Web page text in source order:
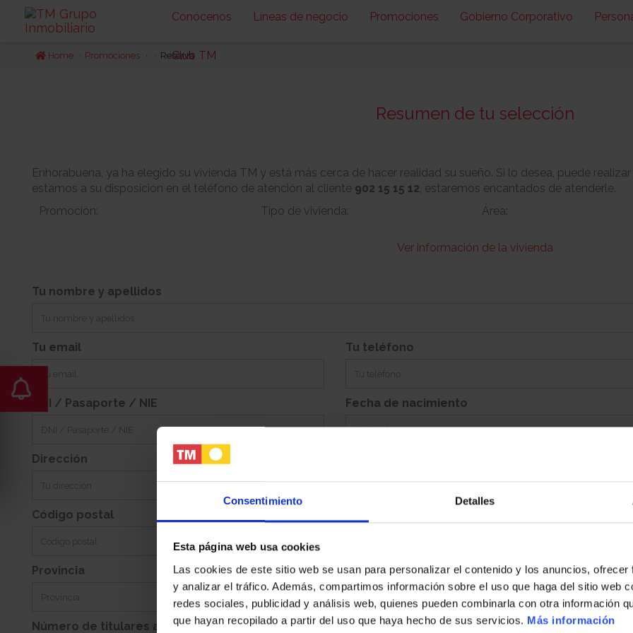
Consentimiento Detalles
Esta página web usa cookies
Las cookies de este sitio web se usan para personalizar el contenido y los anuncios,
y analizar el tráfico. Además, compartimos información sobre el uso que haga del sitio web
redes sociales, publicidad y análisis web, quienes pueden combinarla con otra información
que hayan recopilado a partir del uso que haya hecho de sus servicios. Más información
Conócenos Líneas de negocio Promociones Gobierno Corporativo
Club TM
Home Promociones Reserva
Resumen de tu selección
Enhorabuena, ya ha elegido su vivienda TM y está más cerca de hacer realidad su sueño. Si lo desea, puede
estamos a su disposición en el teléfono de atención al cliente 902 15 15 12, estaremos encantados de atenderle.
Promoción:
Tipo de vivienda: Área:
Ver información de la vivienda
Jardin: -
Tu nombre y apellidos
Tu email Tu teléfono
DNI / Pasaporte / NIE Fecha de nacimiento
Dirección
Código postal
Provincia País
Número de titulares adicionales